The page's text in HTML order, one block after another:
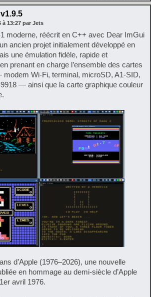
à 13:27 par Jets
moderne, réécrit en C++ avec Dear ImGui
ancien projet initialement développé en
une émulation fidèle, rapide et
prenant en charge l’ensemble des cartes
modem Wi‑Fi, terminal, microSD, A1‑SID,
— ainsi que la carte graphique couleur
d’Apple (1976–2026), une nouvelle
en hommage au demi‑siècle d’Apple
avril 1976.